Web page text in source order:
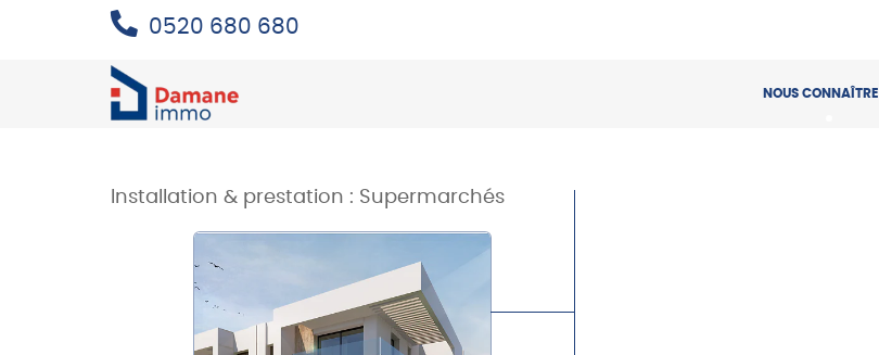
0520 680 680
NOUS CONNAÎTRE
Installation & prestation : Supermarchés